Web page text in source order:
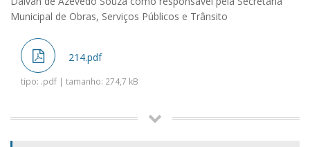
Municipal de Obras, Serviços Públicos e Trânsito
214.pdf
tipo: .pdf | tamanho: 274,7 kB